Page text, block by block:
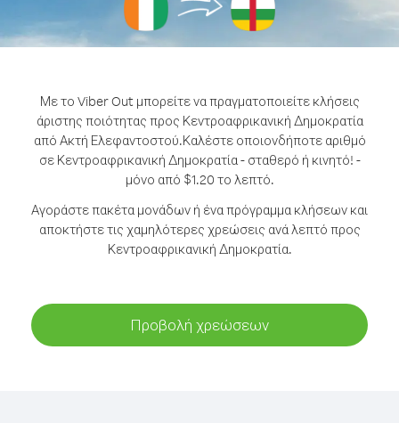
Με το Viber Out μπορείτε να πραγματοποιείτε κλήσεις
άριστης ποιότητας προς Κεντροαφρικανική Δημοκρατία
από Ακτή Ελεφαντοστού.Καλέστε οποιονδήποτε αριθμό
σε Κεντροαφρικανική Δημοκρατία - σταθερό ή κινητό! -
μόνο από $1.20 το λεπτό.
Αγοράστε πακέτα μονάδων ή ένα πρόγραμμα κλήσεων και
αποκτήστε τις χαμηλότερες χρεώσεις ανά λεπτό προς
Κεντροαφρικανική Δημοκρατία.
Προβολή χρεώσεων